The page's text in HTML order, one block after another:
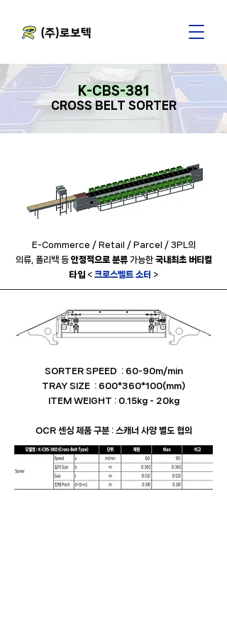
K-CBS-381
​CROSS BELT SORTER
E-Commerce / Retail / Parcel / 3PL의
의류, 폴리백 등 안정적으로 분류가능한 국내최초 버티컬
타입< 크로스벨트 소터 >
SORTER SPEED : 60-90m/min
TRAY SIZE : 600*360*100(mm)
ITEM WEIGHT : 0.15kg - 20kg
OCR 센싱 제품 구분 : 스캐너 사양 별도 협의​